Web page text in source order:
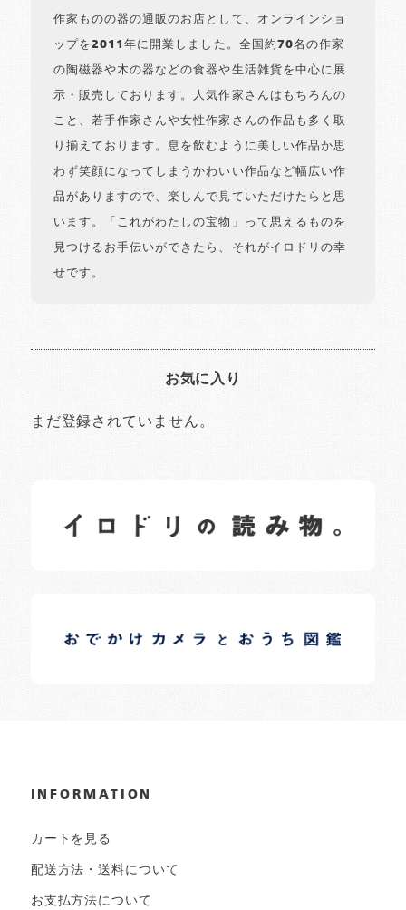
作家ものの器の通販のお店として、オンラインショ
ップを2011年に開業しました。全国約70名の作家
の陶磁器や木の器などの食器や生活雑貨を中心に展
示・販売しております。人気作家さんはもちろんの
こと、若手作家さんや女性作家さんの作品も多く取
り揃えております。息を飲むように美しい作品か思
わず笑顔になってしまうかわいい作品など幅広い作
品がありますので、楽しんで見ていただけたらと思
います。「これがわたしの宝物」って思えるものを
見つけるお手伝いができたら、それがイロドリの幸
せです。
お気に入り
まだ登録されていません。
日常の様子など随時更新中です。
日常の様子など随時更新中です。
INFORMATION
カートを見る
配送方法・送料について
お支払方法について